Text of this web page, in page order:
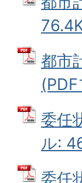
都市
委任
ル:
委任